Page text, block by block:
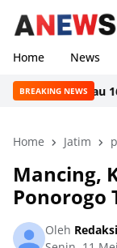
Home News
BREAKING NEWS
Jangkau 16
Home Jatim
Mancing,
Ponorogo
Oleh Redaksi